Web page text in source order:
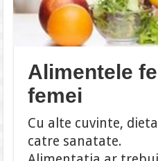
Alimentele
femei
Cu alte cuvinte,
catre sanatate.